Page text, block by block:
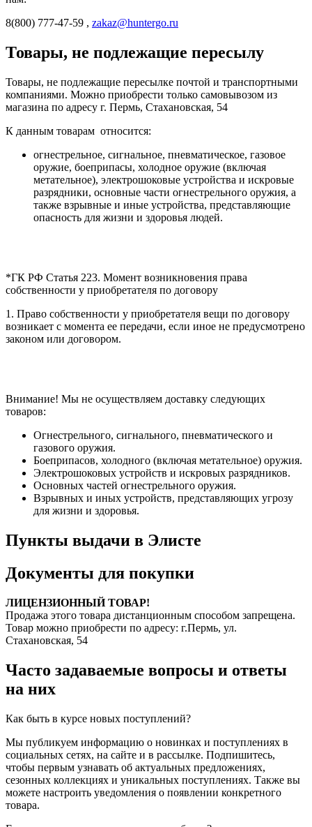
8(800) 777-47-59 , zakaz@huntergo.ru
Товары, не подлежащие пересылу
Товары, не подлежащие пересылке почтой и транспортными
компаниями. Можно приобрести только самовывозом из
магазина по адресу г. Пермь, Стахановская, 54
К данным товарам относится:
огнестрельное, сигнальное, пневматическое, газовое
оружие, боеприпасы, холодное оружие (включая
метательное), электрошоковые устройства и искровые
разрядники, основные части огнестрельного оружия, а
также взрывные и иные устройства, представляющие
опасность для жизни и здоровья людей.
*ГК РФ Статья 223. Момент возникновения права
собственности у приобретателя по договору
1. Право собственности у приобретателя вещи по договору
возникает с момента ее передачи, если иное не предусмотрено
законом или договором.
Внимание! Мы не осуществляем доставку следующих
товаров:
Огнестрельного, сигнального, пневматического и
газового оружия.
Боеприпасов, холодного (включая метательное) оружия.
Электрошоковых устройств и искровых разрядников.
Основных частей огнестрельного оружия.
Взрывных и иных устройств, представляющих угрозу
для жизни и здоровья.
Пункты выдачи в Элисте
Документы для покупки
ЛИЦЕНЗИОННЫЙ ТОВАР!
Продажа этого товара дистанционным способом запрещена.
Товар можно приобрести по адресу: г.Пермь, ул.
Стахановская, 54
Часто задаваемые вопросы и ответы
на них
Как быть в курсе новых поступлений?
Мы публикуем информацию о новинках и поступлениях в
социальных сетях, на сайте и в рассылке. Подпишитесь,
чтобы первым узнавать об актуальных предложениях,
сезонных коллекциях и уникальных поступлениях. Также вы
можете настроить уведомления о появлении конкретного
товара.